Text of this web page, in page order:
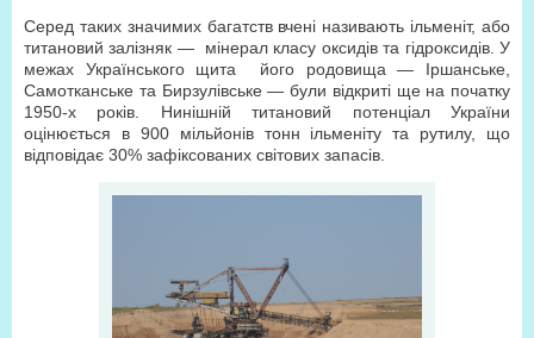
Серед таких значимих багатств вчені називають ільменіт, або
титановий залізняк — мінерал класу оксидів та гідроксидів. У
межах Українського щита його родовища — Іршанське,
Самотканське та Бирзулівське — були відкриті ще на початку
1950-х років. Нинішній титановий потенціал України
оцінюється в 900 мільйонів тонн ільменіту та рутилу, що
відповідає 30% зафіксованих світових запасів.